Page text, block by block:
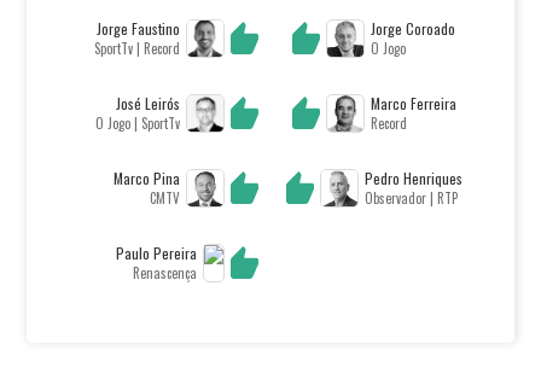
Jorge Faustino
SportTv | Record
Jorge Coroado
O Jogo
José Leirós
O Jogo | SportTv
Marco Ferreira
Record
Marco Pina
CMTV
Pedro Henriques
Observador | RTP
Paulo Pereira
Renascença